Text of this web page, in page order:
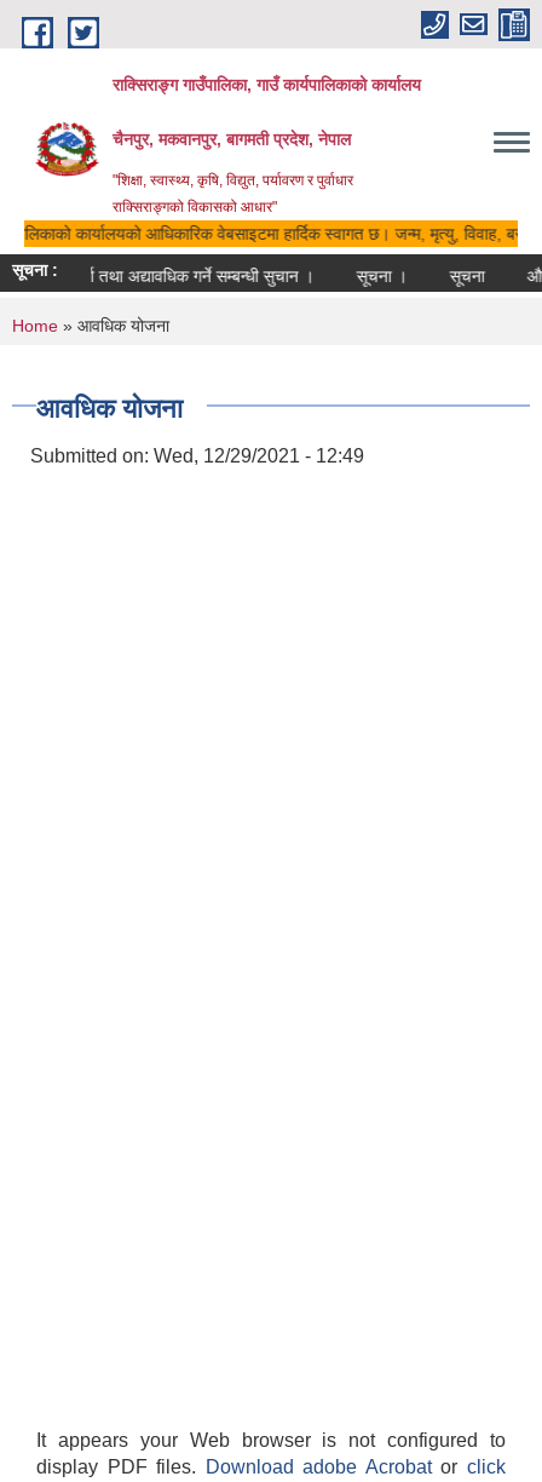
Skip to main content
राक्सिराङ्ग गाउँपालिका, गाउँ कार्यपालिकाको कार्यालय
चैनपुर, मकवानपुर, बागमती प्रदेश, नेपाल
"शिक्षा, स्वास्थ्य, कृषि, विद्युत, पर्यावरण र पुर्वाधार
राक्सिराङ्गको विकासको आधार"
कार्यालयको आधिकारिक वेबसाइटमा हार्दिक स्वागत छ। जन्म, मृत्यु, विवाह,
सूचना :
सूचीमा दर्ता तथा अद्यावधिक गर्ने सम्बन्धी सुचान । सूचना । सूचना
You are here
Home » आवधिक योजना
आवधिक योजना
Submitted on: Wed, 12/29/2021 - 12:49
It appears your Web browser is not configured to
display PDF files.
Download adobe Acrobatorclick